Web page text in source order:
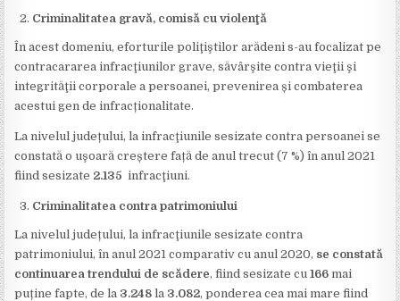
Criminalitatea gravă, comisă cu violenţă
În acest domeniu, eforturile poliţiştilor arădeni s-au focalizat pe
contracararea infracţiunilor grave, săvârşite contra vieţii şi
integrităţii corporale a persoanei, prevenirea și combaterea
acestui gen de infracționalitate.
La nivelul județului, la infracţiunile sesizate contra persoanei se
constată o uşoară creștere față de anul trecut (7 %) în anul 2021
fiind sesizate 2.135 infracţiuni.
Criminalitatea contra patrimoniului
La nivelul județului, la infracţiunile sesizate contra
patrimoniului, în anul 2021 comparativ cu anul 2020, se constată
continuarea trendului de scădere, fiind sesizate cu166 mai
puține fapte, de la 3.248 la 3.082, ponderea cea mai mare fiind